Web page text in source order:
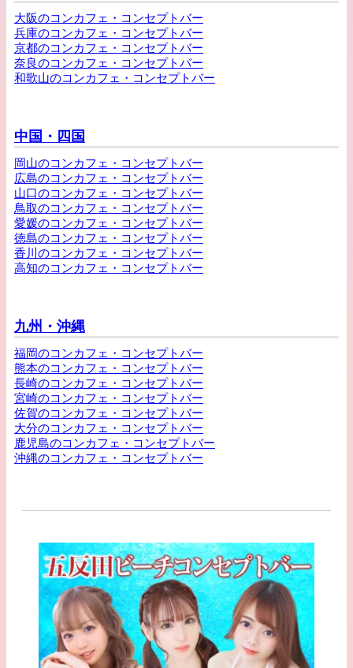
大阪のコンカフェ・コンセプトバー
兵庫のコンカフェ・コンセプトバー
京都のコンカフェ・コンセプトバー
奈良のコンカフェ・コンセプトバー
和歌山のコンカフェ・コンセプトバー
中国・四国
岡山のコンカフェ・コンセプトバー
広島のコンカフェ・コンセプトバー
山口のコンカフェ・コンセプトバー
鳥取のコンカフェ・コンセプトバー
愛媛のコンカフェ・コンセプトバー
徳島のコンカフェ・コンセプトバー
香川のコンカフェ・コンセプトバー
高知のコンカフェ・コンセプトバー
九州・沖縄
福岡のコンカフェ・コンセプトバー
熊本のコンカフェ・コンセプトバー
長崎のコンカフェ・コンセプトバー
宮崎のコンカフェ・コンセプトバー
佐賀のコンカフェ・コンセプトバー
大分のコンカフェ・コンセプトバー
鹿児島のコンカフェ・コンセプトバー
沖縄のコンカフェ・コンセプトバー